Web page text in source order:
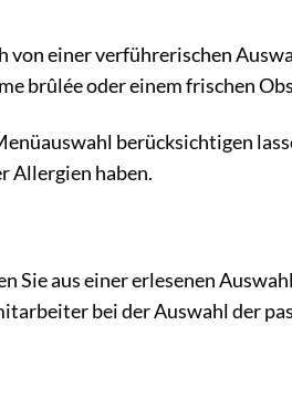
von einer verführerischen
brûlée oder einem frischen
berücksichtigen
Allergien haben.
Sie aus einer erlesenen
bei der Auswahl der